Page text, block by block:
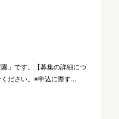
」です。【募集の詳細につ
ださい。※申込に際す...